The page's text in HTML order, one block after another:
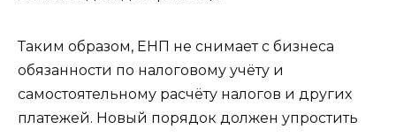
Таким образом, ЕНП не снимает с бизнеса
обязанности по налоговому учёту и
самостоятельному расчёту налогов и других
платежей. Новый порядок должен упростить